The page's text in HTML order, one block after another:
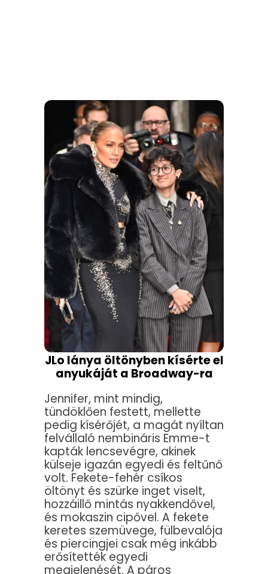
JLo lánya öltönyben kísérte el
anyukáját a Broadway-ra
Jennifer, mint mindig,
tündöklően festett, mellette
pedig kísérőjét, a magát nyíltan
felvállaló nembináris Emme-t
kapták lencsevégre, akinek
külseje igazán egyedi és feltűnő
volt. Fekete-fehér csíkos
öltönyt és szürke inget viselt,
hozzáillő mintás nyakkendővel,
és mokaszin cipővel. A fekete
keretes szemüvege, fülbevalója
és piercingjei csak még inkább
erősítették egyedi
megjelenését. A páros